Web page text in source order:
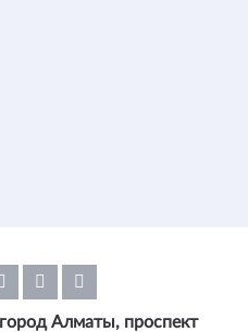
Алматы, проспект